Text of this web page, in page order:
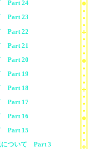
Part 24
Part 23
Part 22
Part 21
Part 20
Part 19
Part 18
Part 17
Part 16
Part 15
について Part 3